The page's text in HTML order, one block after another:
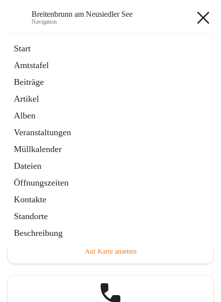
Breitenbrunn am Neusiedler See
Navigation
Start
Amtstafel
Beiträge
Artikel
Alben
Veranstaltungen
Müllkalender
Dateien
Öffnungszeiten
Kontakte
Standorte
Beschreibung
18 Schnellzugriffe
Gemeindeservice
Auf Karte ansehen